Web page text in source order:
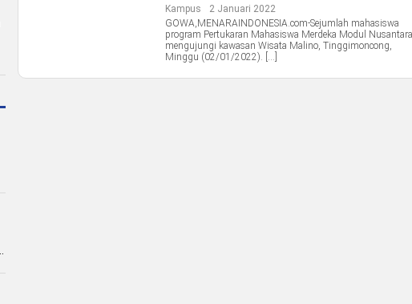
Kampus
2 Januari 2022
GOWA,MENARAINDONESIA.com-Sejumlah mahasiswa
program Pertukaran Mahasiswa Merdeka Modul Nusantara
mengujungi kawasan Wisata Malino, Tinggimoncong,
Minggu (02/01/2022). […]